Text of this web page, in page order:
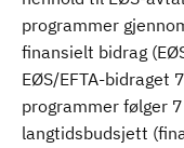
programmer
finansielt bidrag
EØS/EFTA-bidraget
programmer følger
langtidsbudsjett